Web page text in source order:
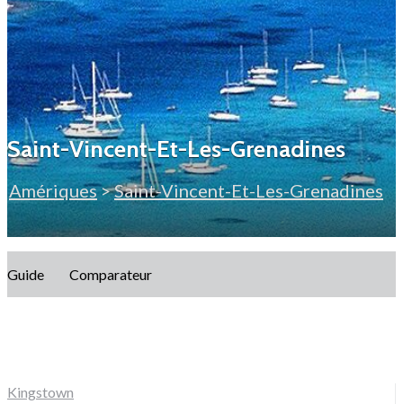
Saint-Vincent-Et-Les-Grenadines
Amériques>Saint-Vincent-Et-Les-Grenadines
Guide Comparateur
Kingstown